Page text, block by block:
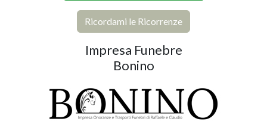
Ricordami le Ricorrenze
Impresa Funebre
Bonino